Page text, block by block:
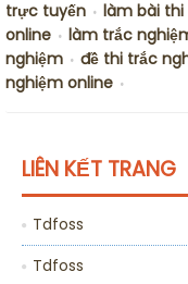
trực tuyến • làm bài
online • làm trắc
nghiệm • đề thi trắc
nghiệm online •
LIÊN KẾT TRANG
Tdfoss
Tdfoss